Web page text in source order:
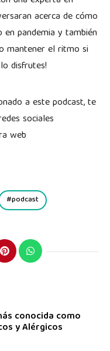
acerca de cómo
pandemia y también
mantener el ritmo si
disfrutes!
a este podcast, te
sociales
web
podcast
conocida como
y Alérgicos